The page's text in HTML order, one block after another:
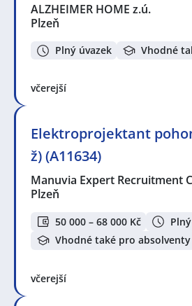
ALZHEIMER HOME z.ú.
Plzeň
Plný úvazek Vhodné
včerejší
Elektroprojektant
ž) (A11634)
Manuvia Expert Recruitment
Plzeň
50 000 – 68 000 Kč
Vhodné také pro absolventy
včerejší